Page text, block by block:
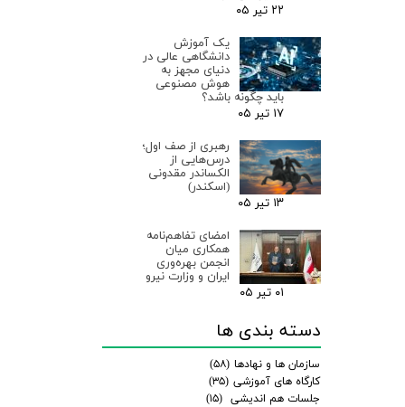
۲۲ تیر ۰۵
یک آموزش
دانشگاهی عالی در
دنیای مجهز به
هوش مصنوعی
باید چگونه باشد؟
۱۷ تیر ۰۵
رهبری از صف اول؛
درس‌هایی از
الکساندر مقدونی
(اسکندر)
۱۳ تیر ۰۵
امضای تفاهم‌نامه
همکاری میان
انجمن بهره‌وری
ایران و وزارت نیرو
۰۱ تیر ۰۵
دسته بندی ها
سازمان ها و نهادها (۵۸)
کارگاه های آموزشی (۳۵)
جلسات هم اندیشی (۱۵)